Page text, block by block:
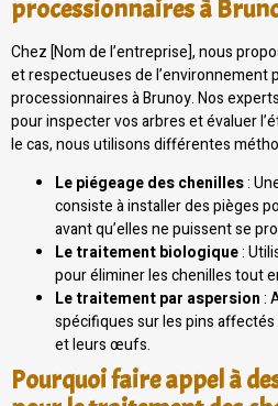
processionnaires à
Chez [Nom de l’entreprise], nous
et respectueuses de l’environnement
processionnaires à Brunoy. Nos
pour inspecter vos arbres et évaluer
le cas, nous utilisons différentes
Le piégeage des chenilles:
consiste à installer des pièges
avant qu’elles ne puissent se
Le traitement biologique:
pour éliminer les chenilles tout
Le traitement par aspersion:
spécifiques sur les pins
et leurs œufs.
Pourquoi faire appel à